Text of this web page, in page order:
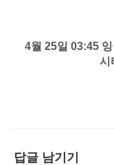
4월 25일 03:45
시
답글 남기기